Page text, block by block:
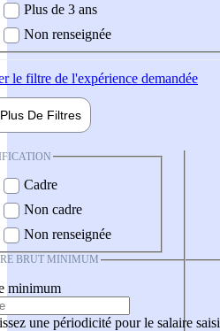
Plus de 3 ans
Non renseignée
le filtre de l'expérience demandée
Plus De Filtres
Cadre
Non cadre
Non renseignée
BRUT MINIMUM
minimum
une périodicité pour le salaire saisi